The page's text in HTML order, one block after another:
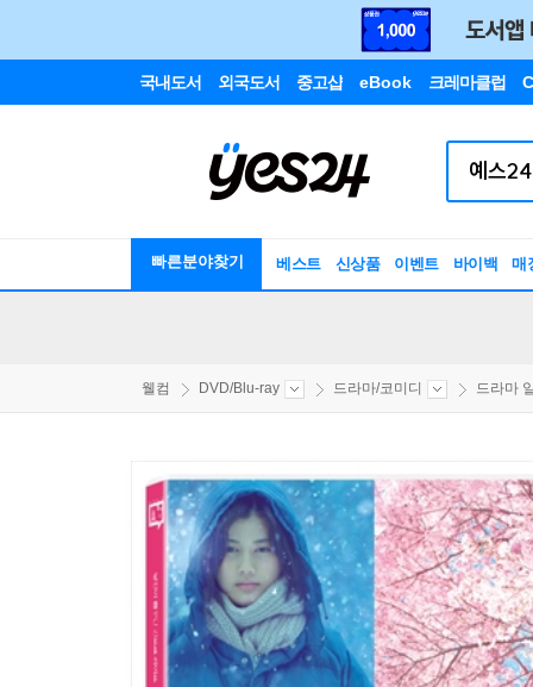
국내도서 외국도서 중고샵 eBook 크레마클럽
빠른분야찾기 베스트 신상품 이벤트 바이백 매
웰컴 DVD/Blu-ray 드라마/코미디 드라마